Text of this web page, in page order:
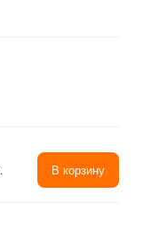
В корзину